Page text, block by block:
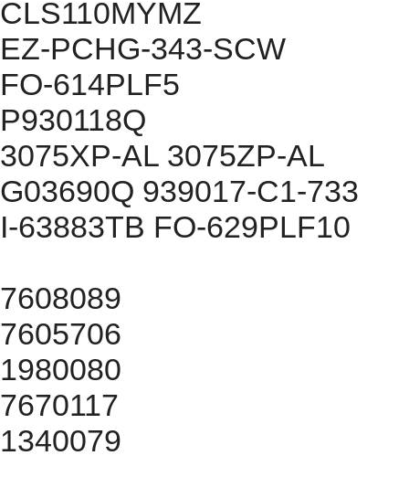
CLS110MYMZ
EZ-PCHG-343-SCW
FO-614PLF5
P930118Q
3075XP-AL 3075ZP-AL
G03690Q 939017-C1-733
I-63883TB FO-629PLF10
7608089
7605706
1980080
7670117
1340079